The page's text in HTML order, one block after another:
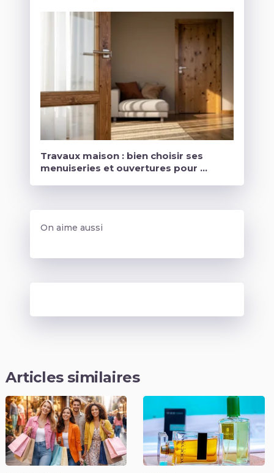
Travaux maison : bien choisir ses
menuiseries et ouvertures pour …
On aime aussi
Articles similaires